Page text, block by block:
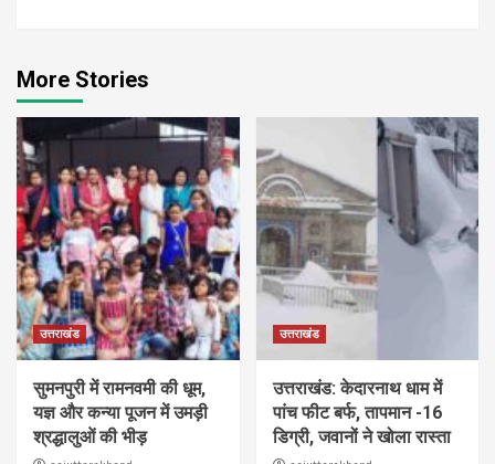
More Stories
उत्तराखंड
सुमनपुरी में रामनवमी की धूम,
यज्ञ और कन्या पूजन में उमड़ी
श्रद्धालुओं की भीड़
उत्तराखंड
उत्तराखंड: केदारनाथ धाम में
पांच फीट बर्फ, तापमान -16
डिग्री, जवानों ने खोला रास्ता